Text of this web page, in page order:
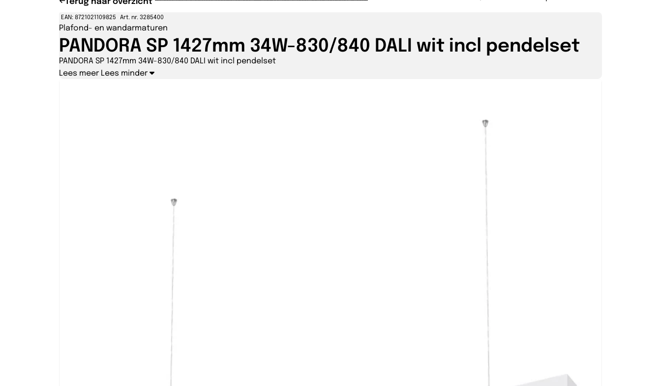
EAN: 8721021109825 Art. nr. 3285400
Plafond- en wandarmaturen
PANDORA SP 1427mm 34W-830/840 DALI wit incl pendelset
PANDORA SP 1427mm 34W-830/840 DALI wit incl pendelset
Lees meer Lees minder